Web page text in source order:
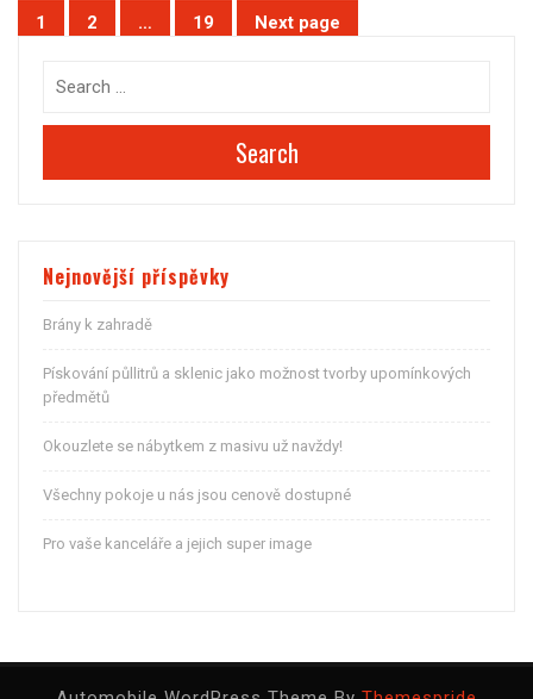
Stránkování
příspěvků
Page
1 Page
2 … Page
19 Next page
Search
Nejnovější příspěvky
Brány k zahradě
Pískování půllitrů a sklenic jako možnost tvorby upomínkových
předmětů
Okouzlete se nábytkem z masivu už navždy!
Všechny pokoje u nás jsou cenově dostupné
Pro vaše kanceláře a jejich super image